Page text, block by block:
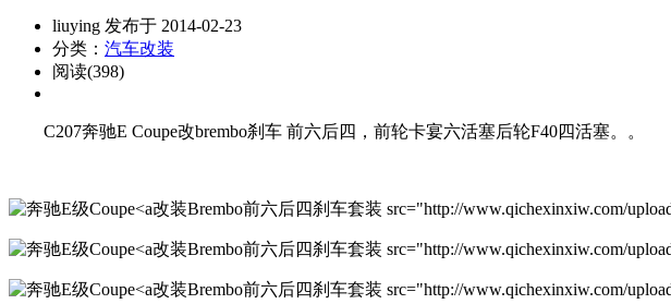
liuying 发布于 2014-02-23
分类： 汽车改装
阅读(398)
C207奔驰E Coupe改brembo刹车 前六后四，前轮卡宴六活塞后轮F40四活塞。。
改装Brembo前六后四刹车套装 src="http://www.qichexinxiw.com/
改装Brembo前六后四刹车套装 src="http://www.qichexinxiw.com/
改装Brembo前六后四刹车套装 src="http://www.qichexinxiw.com/